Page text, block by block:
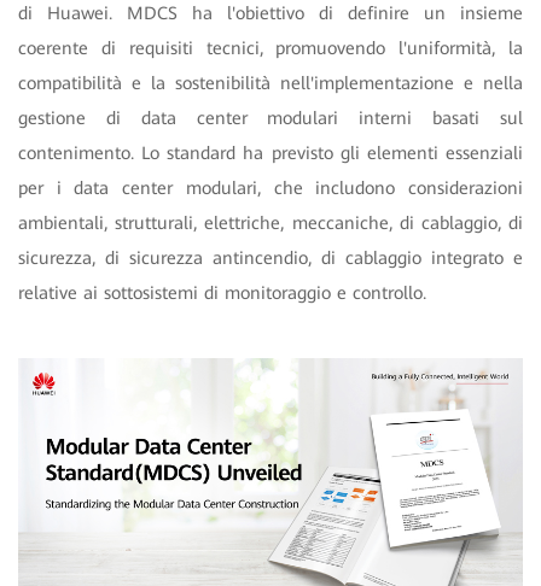
di Huawei. MDCS ha l'obiettivo di definire un insieme
coerente di requisiti tecnici, promuovendo l'uniformità, la
compatibilità e la sostenibilità nell'implementazione e nella
gestione di data center modulari interni basati sul
contenimento. Lo standard ha previsto gli elementi essenziali
per i data center modulari, che includono considerazioni
ambientali, strutturali, elettriche, meccaniche, di cablaggio, di
sicurezza, di sicurezza antincendio, di cablaggio integrato e
relative ai sottosistemi di monitoraggio e controllo.